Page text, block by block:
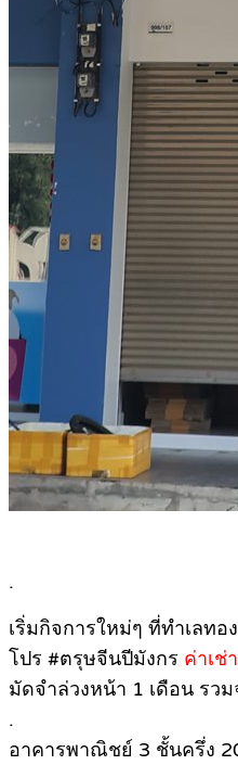
.
เริ่มกิจการใหม่ๆ ที่ทำเลทอ
โปร #ตรุษจีนปีมังกร ค่าเช่
มัดจำล่วงหน้า 1 เดือน รว
.
อาคารพาณิชย์ 3 ชั้นครึ่ง